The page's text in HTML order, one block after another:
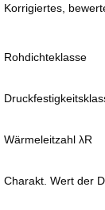
Korrigiertes,
Rohdichteklasse
Wärmeleitzahl λR
Charakt. Wert der